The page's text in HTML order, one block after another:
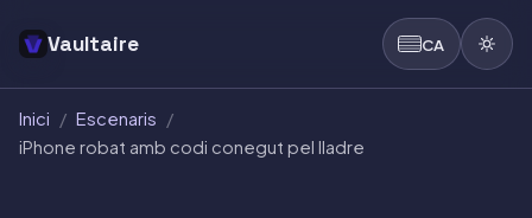
Vaultaire CA
Inici / Escenaris /
iPhone robat amb codi conegut pel lladre